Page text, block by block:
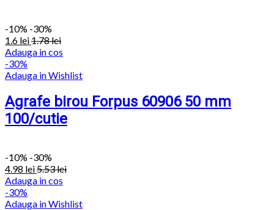
-10% -30%
1.6 lei1.78lei
Adauga in cos
-30%
Adauga in Wishlist
Agrafe birou Forpus 60906 50 mm
100/cutie
-10% -30%
4.98 lei5.53lei
Adauga in cos
-30%
Adauga in Wishlist